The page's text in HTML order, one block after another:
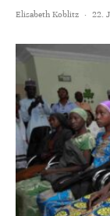
Elisabeth Koblitz · 22.